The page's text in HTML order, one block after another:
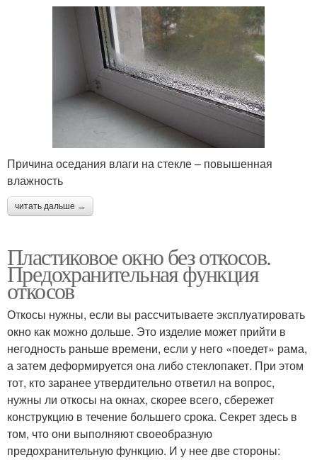
Причина оседания влаги на стекле – повышенная
влажность
читать дальше →
Пластиковое окно без откосов.
Предохранительная функция
откосов
Откосы нужны, если вы рассчитываете эксплуатировать
окно как можно дольше. Это изделие может прийти в
негодность раньше времени, если у него «поедет» рама,
а затем деформируется она либо стеклопакет. При этом
тот, кто заранее утвердительно ответил на вопрос,
нужны ли откосы на окнах, скорее всего, сбережет
конструкцию в течение большего срока. Секрет здесь в
том, что они выполняют своеобразную
предохранительную функцию. И у нее две стороны: